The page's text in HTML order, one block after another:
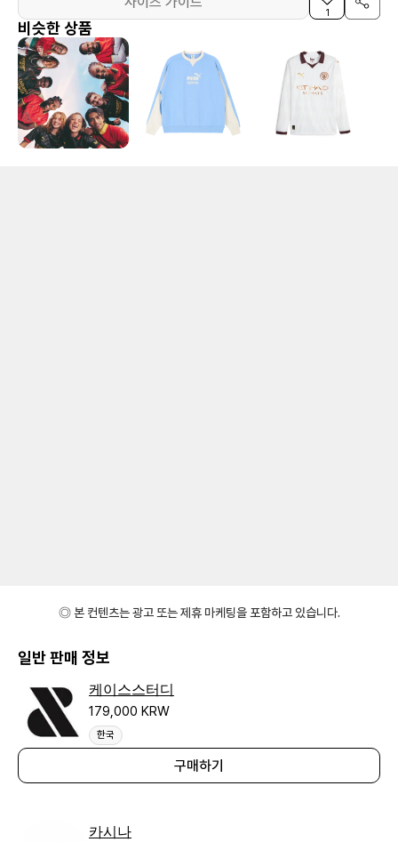
1
비슷한 상품
◎ 본 컨텐츠는 광고 또는 제휴 마케팅을 포함하고 있습니다.
일반 판매 정보
케이스스터디
179,000 KRW
한국
구매하기
카시나